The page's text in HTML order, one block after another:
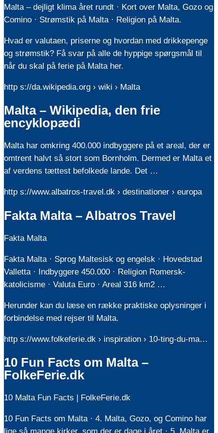
Malta – dejligt klima året rundt · Kort over Malta, Gozo og
Comino · Strømstik på Malta · Religion på Malta.
Hvad er valutaen, priserne og hvordan med drikkepenge
og strømstik? Få svar på alle de hyppige spørgsmål til
når du skal på ferie på Malta her.
http s://da.wikipedia.org › wiki › Malta
Malta – Wikipedia, den frie
encyklopædi
Malta har omkring 400.000 indbyggere på et areal, der er
omtrent halvt så stort som Bornholm. Dermed er Malta et
af verdens tættest befolkede lande. Det …
http s://www.albatros-travel.dk › destinationer › europa
Fakta Malta – Albatros Travel
Fakta Malta
Fakta Malta · Sprog Maltesisk og engelsk · Hovedstad
Valletta · Indbyggere 450.000 · Religion Romersk-
katolicisme · Valuta Euro · Areal 316 km2 …
Herunder kan du læse en række praktiske oplysninger i
forbindelse med rejser til Malta.
http s://www.folkeferie.dk › inspiration › 10-ting-du-ma…
10 Fun Facts om Malta –
FolkeFerie.dk
10 Malta Fun Facts | FolkeFerie.dk
10 Fun Facts om Malta · 4. Malta, Gozo, og Comino har